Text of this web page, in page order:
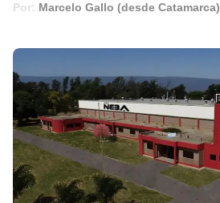
Por: Marcelo Gallo (desde Catamarca)